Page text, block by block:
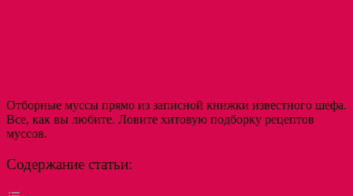
Отборные муссы прямо из записной книжки известного шефа.
Все, как вы любите. Ловите хитовую подборку рецептов
муссов.
Содержание статьи: